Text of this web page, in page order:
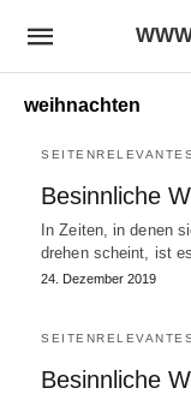
weihnachten
SEITENRELEVANTES
Besinnliche
In Zeiten, in denen
drehen scheint, ist
24. Dezember 2019
SEITENRELEVANTES
Besinnliche